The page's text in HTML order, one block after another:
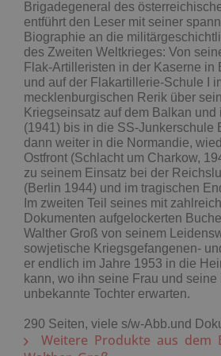
Brigadegeneral des
entführt den Leser mit seiner
Biographie an die
des Zweiten Weltkrieges: Von
Flak-Artilleristen in der Kaserne in
und auf der Flakartillerie-Schule I
mecklenburgischen Rerik über
Kriegseinsatz auf dem Balkan und
(1941) bis in die SS-Junkerschule
dann weiter in die Normandie,
Ostfront (Schlacht um Charkow,
zu seinem Einsatz bei der
(Berlin 1944) und im tragischen
Im zweiten Teil seines mit
Dokumenten aufgelockerten
Walther Groß von seinem
sowjetische Kriegsgefangenen-
er endlich im Jahre 1953 in die
kann, wo ihn seine Frau und seine
unbekannte Tochter erwarten.
290 Seiten, viele s/w-Abb.und
Weitere Produkte aus dem